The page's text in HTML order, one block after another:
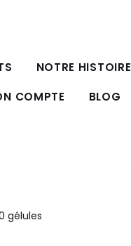
NOTRE HISTOIRE
COMPTE BLOG
gélules